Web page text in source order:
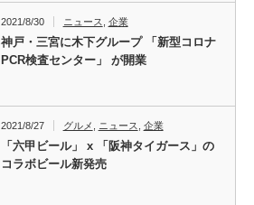
2021/8/30 ニュース 企業
神戸・三宮に木下グループ 「新型コロナ
PCR検査センター」 が開業
2021/8/27 グルメ ニュース 企業
「六甲ビール」 x 「阪神タイガース」の
コラボビール新発売